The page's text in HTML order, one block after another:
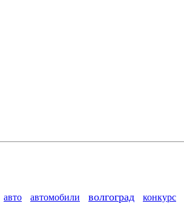
авто автомобили волгоград конкурс